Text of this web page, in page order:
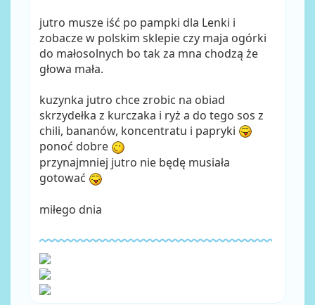
jutro musze iść po pampki dla Lenki i
zobacze w polskim sklepie czy maja ogórki
do małosolnych bo tak za mna chodzą że
głowa mała.
kuzynka jutro chce zrobic na obiad
skrzydełka z kurczaka i ryż a do tego sos z
chili, bananów, koncentratu i papryki
ponoć dobre
przynajmniej jutro nie będę musiała
gotować
miłego dnia